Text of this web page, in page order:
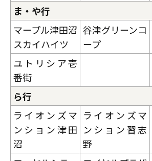
ま・や行
マープル津田沼
スカイハイツ
谷津グリーンコ
ープ
ユトリシア壱
番街
ら行
ライオンズマ
ンション津田
沼
ライオンズマ
ンション習志
野